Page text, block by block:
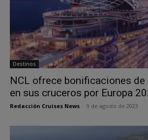
Destinos
NCL ofrece bonificaciones
en sus cruceros por Europa
Redacción Cruises News 9 de agosto de 2023